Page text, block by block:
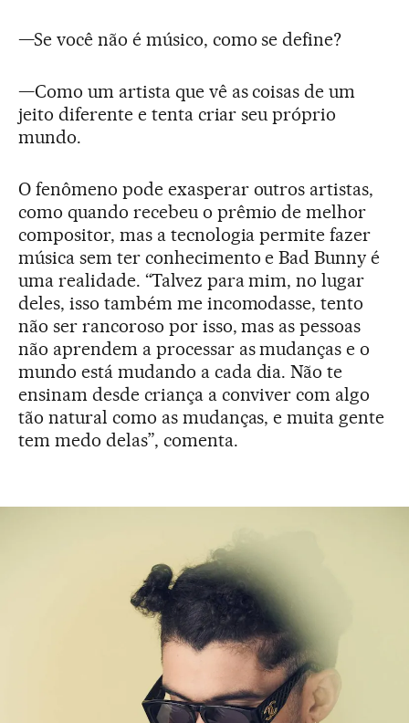
—Se você não é músico, como se define?
—Como um artista que vê as coisas de um
jeito diferente e tenta criar seu próprio
mundo.
O fenômeno pode exasperar outros artistas,
como quando recebeu o prêmio de melhor
compositor, mas a tecnologia permite fazer
música sem ter conhecimento e Bad Bunny é
uma realidade. “Talvez para mim, no lugar
deles, isso também me incomodasse, tento
não ser rancoroso por isso, mas as pessoas
não aprendem a processar as mudanças e o
mundo está mudando a cada dia. Não te
ensinam desde criança a conviver com algo
tão natural como as mudanças, e muita gente
tem medo delas”, comenta.